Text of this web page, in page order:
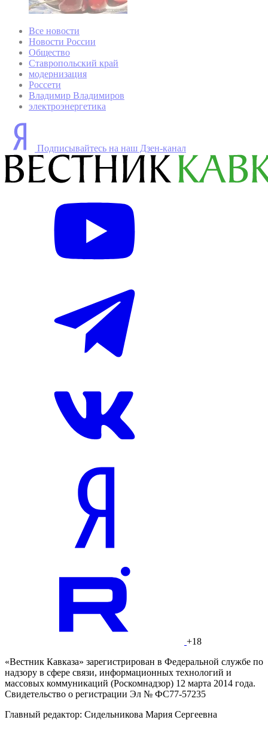
Все новости
Новости России
Общество
Ставропольский край
модернизация
Россети
Владимир Владимиров
электроэнергетика
Подписывайтесь на наш Дзен-канал
+18
«Вестник Кавказа» зарегистрирован в Федеральной службе по
надзору в сфере связи, информационных технологий и
массовых коммуникаций (Роскомнадзор) 12 марта 2014 года.
Свидетельство о регистрации Эл № ФС77-57235
Главный редактор: Сидельникова Мария Сергеевна